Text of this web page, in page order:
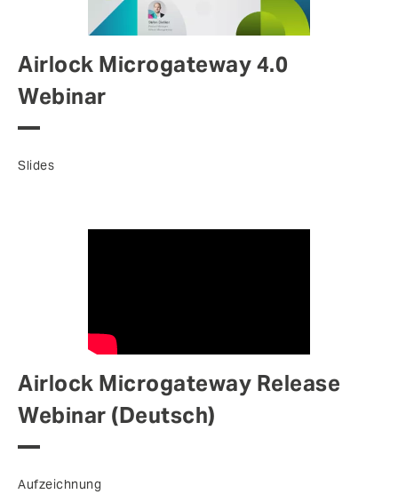
Airlock Microgateway 4.0
Webinar
Slides
Airlock Microgateway Release
Webinar (Deutsch)
Aufzeichnung